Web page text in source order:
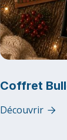
Coffret
Découvrir 